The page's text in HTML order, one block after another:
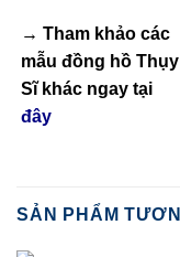
→ Tham khảo các
mẫu đồng hồ Thụy
Sĩkhác ngay tại
đây
SẢN PHẨM